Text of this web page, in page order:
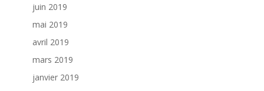
juin 2019
mai 2019
avril 2019
mars 2019
janvier 2019